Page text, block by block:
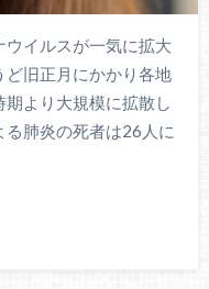
イルスが一気に拡大
ど旧正月にかかり各地
より大規模に拡散し
肺炎の死者は26人に